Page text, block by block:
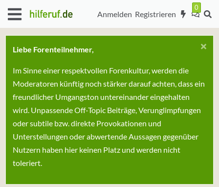
Anmelden Registrieren
Liebe Forenteilnehmer,
Im Sinne einer respektvollen Forenkultur, werden die
Moderatoren künftig noch stärker darauf achten, dass ein
freundlicher Umgangston untereinander eingehalten
wird. Unpassende Off-Topic Beiträge, Verunglimpfungen
oder subtile bzw. direkte Provokationen und
Unterstellungen oder abwertende Aussagen gegenüber
Nutzern haben hier keinen Platz und werden nicht
toleriert.